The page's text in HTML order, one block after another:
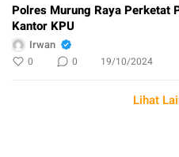
Polres Murung Raya Perketat
Kantor KPU
Irwan
0 0 19/10/2024
Lihat